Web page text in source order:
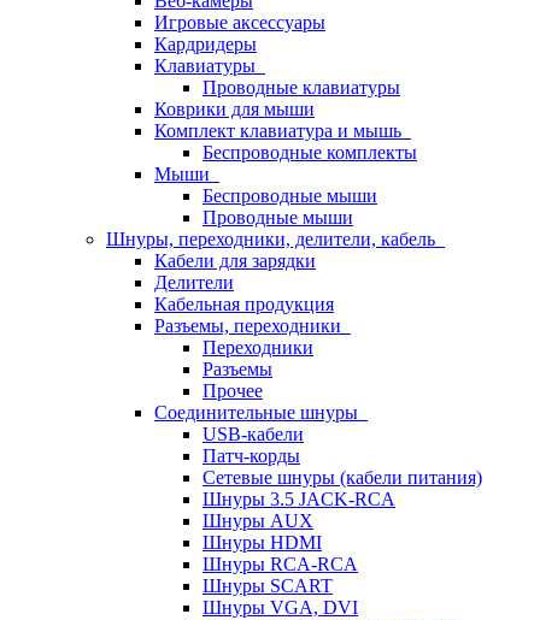
Игровые аксессуары
Кардридеры
Клавиатуры
Проводные клавиатуры
Коврики для мыши
Комплект клавиатура и мышь
Беспроводные комплекты
Мыши
Беспроводные мыши
Проводные мыши
Шнуры, переходники, делители, кабель
Кабели для зарядки
Делители
Кабельная продукция
Разъемы, переходники
Переходники
Разъемы
Прочее
Соединительные шнуры
USB-кабели
Патч-корды
Сетевые шнуры (кабели питания)
Шнуры 3.5 JACK-RCA
Шнуры AUX
Шнуры HDMI
Шнуры RCA-RCA
Шнуры SCART
Шнуры VGA, DVI